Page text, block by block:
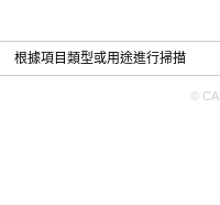
根據項目類型或用途進行掃描
©